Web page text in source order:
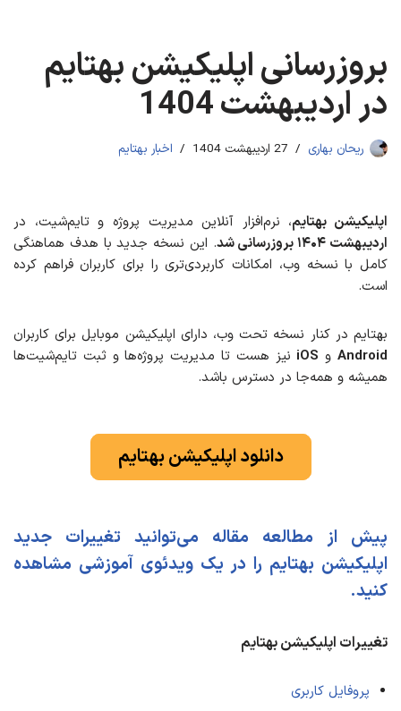
بروزرسانی اپلیکیشن بهتایم
در اردیبهشت 1404
ریحان بهاری 27 اردیبهشت 1404 اخبار بهتایم
اپلیکیشن بهتایم، نرم‌افزار آنلاین مدیریت پروژه و تایم‌شیت، در
اردیبهشت ۱۴۰۴ بروزرسانی شد
. این نسخه جدید با هدف هماهنگی
کامل با نسخه وب، امکانات کاربردی‌تری را برای کاربران فراهم کرده
است.
بهتایم در کنار نسخه تحت وب، دارای اپلیکیشن موبایل برای کاربران
Androidو iOS نیز هست تا مدیریت پروژه‌ها و ثبت تایم‌شیت‌ها
همیشه و همه‌جا در دسترس باشد.
دانلود اپلیکیشن بهتایم
پیش از مطالعه مقاله می‌توانید تغییرات جدید
اپلیکیشن بهتایم را در یک ویدئوی آموزشی مشاهده
کنید.
تغییرات اپلیکیشن بهتایم
پروفایل کاربری